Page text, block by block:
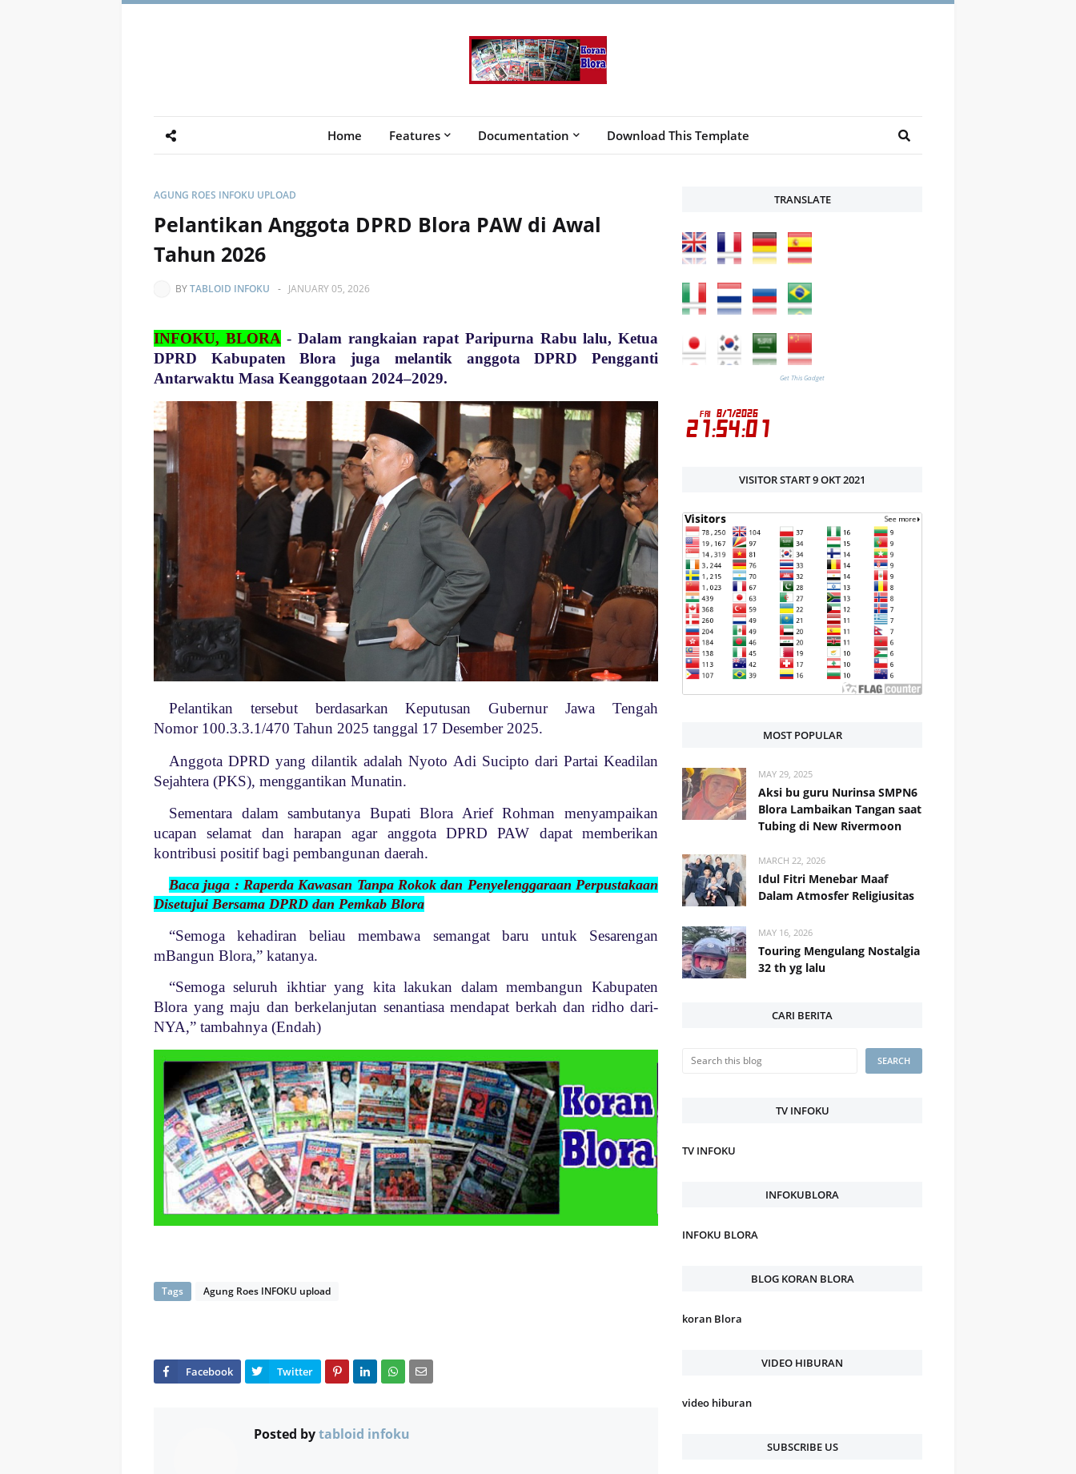
Home Features Documentation Download This Template
AGUNG ROES INFOKU UPLOAD
Pelantikan Anggota DPRD Blora PAW di Awal
Tahun 2026
BYTABLOID INFOKU - JANUARY 05, 2026
INFOKU, BLORA -Dalam rangkaian rapat Paripurna Rabu lalu, Ketua
DPRD Kabupaten Blora juga melantik anggota DPRD Pengganti
Antarwaktu Masa Keanggotaan 2024–2029.
Pelantikan tersebut berdasarkan Keputusan Gubernur Jawa Tengah
Nomor 100.3.3.1/470 Tahun 2025 tanggal 17 Desember 2025.
Anggota DPRD yang dilantik adalah Nyoto Adi Sucipto dari Partai Keadilan
Sejahtera (PKS), menggantikan Munatin.
Sementara dalam sambutanya Bupati Blora Arief Rohman menyampaikan
ucapan selamat dan harapan agar anggota DPRD PAW dapat memberikan
kontribusi positif bagi pembangunan daerah.
Baca juga : Raperda Kawasan Tanpa Rokok dan Penyelenggaraan Perpustakaan
Disetujui Bersama DPRD dan Pemkab Blora
“Semoga kehadiran beliau membawa semangat baru untuk Sesarengan
mBangun Blora,” katanya.
“Semoga seluruh ikhtiar yang kita lakukan dalam membangun Kabupaten
Blora yang maju dan berkelanjutan senantiasa mendapat berkah dan ridho dari-
NYA,” tambahnya (Endah)
Tags Agung Roes INFOKU upload
Posted bytabloid infoku
TRANSLATE
Get This Gadget
VISITOR START 9 OKT 2021
MOST POPULAR
MAY 29, 2025
Aksi bu guru Nurinsa SMPN6
Blora Lambaikan Tangan saat
Tubing di New Rivermoon
MARCH 22, 2026
Idul Fitri Menebar Maaf
Dalam Atmosfer Religiusitas
MAY 16, 2026
Touring Mengulang Nostalgia
32 th yg lalu
CARI BERITA
TV INFOKU
TV INFOKU
INFOKUBLORA
INFOKU BLORA
BLOG KORAN BLORA
koran Blora
VIDEO HIBURAN
video hiburan
SUBSCRIBE US